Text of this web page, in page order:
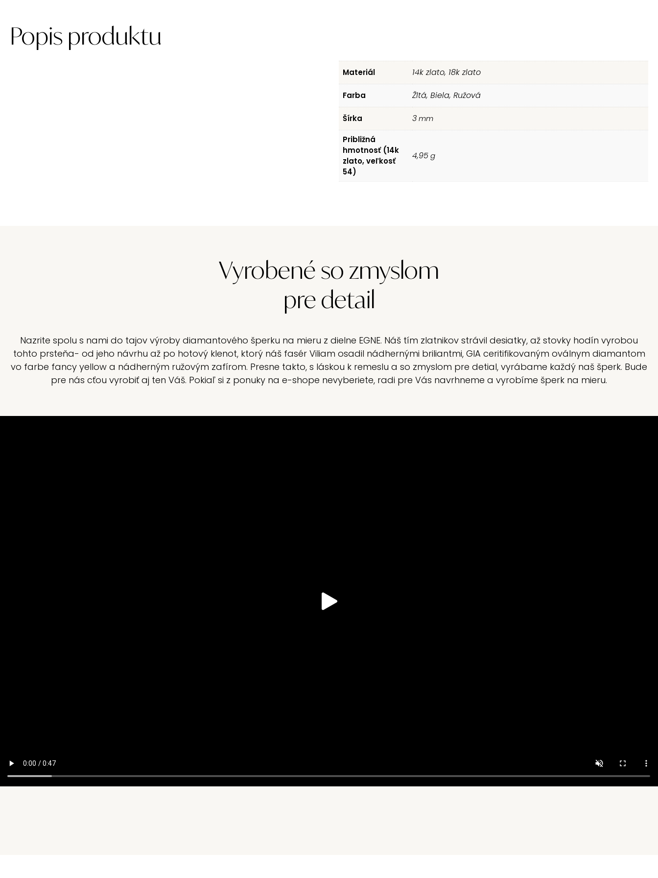
Popis produktu
Materiál 14k zlato, 18k zlato
Farba Žltá, Biela, Ružová
Šírka 3mm
Približná
hmotnosť (14k
zlato, veľkosť
54)
4,95g
Vyrobené so zmyslom
pre detail
Nazrite spolu s nami do tajov výroby diamantového šperku na mieru z dielne EGNE. Náš tím zlatnikov strávil desiatky, až stovky hodín vyrobou
tohto prsteňa- od jeho návrhu až po hotový klenot, ktorý náš fasér Viliam osadil nádhernými briliantmi, GIA ceritifikovaným oválnym diamantom
vo farbe fancy yellow a nádherným ružovým zafírom. Presne takto, s láskou k remeslu a so zmyslom pre detial, vyrábame každý naš šperk. Bude
pre nás cťou vyrobiť aj ten Váš. Pokiaľ si z ponuky na e-shope nevyberiete, radi pre Vás navrhneme a vyrobíme šperk na mieru.